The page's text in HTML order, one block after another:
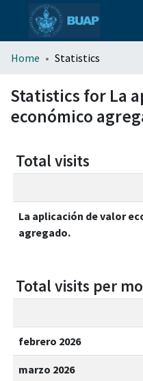
menu.section.about_menu
All of DSpace
Home Statistics
Statistics for La
económico
Total visits
La aplicación de valor
agregado.
Total visits per
febrero 2026
marzo 2026